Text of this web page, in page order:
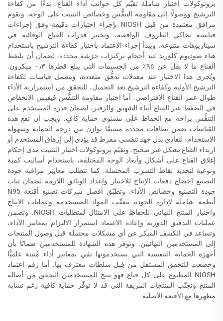
بروتوكولات اختبار شاملة تقيّم كل جوانب أداء القناع، بدءًا من كفاءة
الترشيح ووصولًا إلى مقاومة التنفُّس وخصائص التثبيت على الوجه. وتقوم
مرافق معتمدة من قِبل NIOSH بإجراء اختبارات دقيقة وفق إجراءات
قياسية تحاكي الظروف الواقعية، وتختبر قدرات القناع الوقائية في
سيناريوهات متنوعة. ويبدأ إجراء الاعتماد باختبار كفاءة الترشيح باستخدام
هباء صوديوم كلوريد عند أحجام تركيزات جزيئية محددة، لضمان أن يلتقط
القناع ما لا يقل عن ٩٥٪ من الجسيمات التي يبلغ قطرها ٠٫٣ ميكرون.
ويُجرى هذا الاختبار عند معدلات تدفُّق متعددة، ويشمل قياسات لكفاءة
الترشيح الأولية وكفاءة الترشيح بعد التحميل، للتحقق من استمرارية الأداء
طوال عمر القناع الافتراضي. أما اختبار مقاومة التنفُّس فيقيس الانخفاض
في الضغط عبر القناع أثناء الشهيق والزفير، لضمان قدرة المستخدم على
التنفُّس براحة مع الحفاظ على مستوى حماية كافٍ. ويجب أن تقع هذه
القياسات ضمن نطاقات محددة مسبقًا توازن بين درجة الحماية وسهولة
الاستخدام، لتفادي بذل جهد تنفسي مفرط قد يؤدي إلى إرهاق المستخدم أو
ارتداء القناع بشكل غير صحيح. وتقيّم بروتوكولات اختبار التثبيت مدى إحكام
إغلاق القناع على أشكال وأبعاد الوجه المختلفة، باستخدام أساليب كمية
ونوعية لتحديد نقاط التسرب المحتملة. كما تتطلب معايير مراقبة جودة
التصنيع إخضاع دفعات الإنتاج للاختبار وإعداد الوثائق اللازمة لضمان ثبات
جودة التصنيع وخصائص الأداء. وتطبّق أفضل شركات تصنيع أقنعة N95
أنظمة شاملة لإدارة الجودة تتعقّب المواد المستخدمة وعمليات الإنتاج
واختبار المنتج النهائي للحفاظ على الامتثال لمتطلبات NIOSH. وتضمن
عمليات التدقيق الدورية وإعادة الاعتماد استمرار الالتزام بمعايير الأداء،
وتساعد في الكشف المبكر عن أي مشكلات محتملة قبل وصول المنتجات
إلى المستخدمين النهائيين. وتوفر هذه الشهادة للمستخدمين ضمانًا بأن
أجهزة الحماية التنفسية التي يستخدمونها تفي بمعايير أداء مُثبتة علميًّا
وخضعت للتحقق المستقل من قِبل سلطات معترف بها. أما رقم اعتماد
NIOSH المطبوع على كل قناع فهو يتيح للمستخدمين التحقق من أصالة
المنتج وتجنّب المنتجات المزيفة التي قد لا توفّر حماية كافية رغم تشابه
مظهرها مع الأقنعة الأصلية.